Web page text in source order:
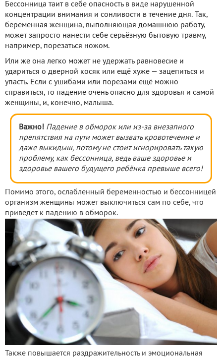
Бессонница таит в себе опасность в виде нарушенной
концентрации внимания и сонливости в течение дня. Так,
беременная женщина, выполняющая домашнюю работу,
может запросто нанести себе серьёзную бытовую травму,
например, порезаться ножом.
Или же она легко может не удержать равновесие и
удариться о дверной косяк или ещё хуже — зацепиться и
упасть. Если с ушибами или порезами ещё можно
справиться, то падение очень опасно для здоровья и самой
женщины, и, конечно, малыша.
Важно! Падение в обморок или из-за внезапного
препятствия на пути может вызвать кровотечение и
даже выкидыш, потому не стоит игнорировать такую
проблему, как бессонница, ведь ваше здоровье и
здоровье вашего будущего ребёнка превыше всего!
Помимо этого, ослабленный беременностью и бессонницей
организм женщины может выключиться сам по себе, что
приведёт к падению в обморок.
Также повышается раздражительность и эмоциональная